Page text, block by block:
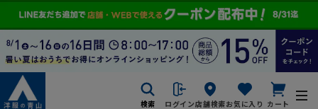
検索 ログイン店舗検索お気に入り カート